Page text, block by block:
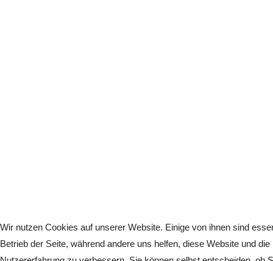
Wir nutzen Cookies auf unserer Website. Einige von ihnen sind
Betrieb der Seite, während andere uns helfen, diese Website und die